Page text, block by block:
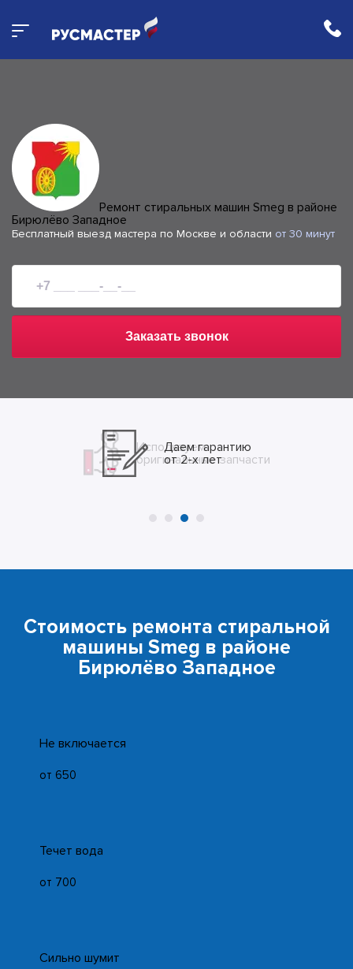
Ремонт стиральных машин Smeg в районе
Бирюлёво Западное
Бесплатный выезд мастера по Москве и области от 30 минут
Заказать звонок
Даем гарантию
от 2-х лет
Стоимость ремонта стиральной
машины Smeg в районе
Бирюлёво Западное
Не включается
от 650
Течет вода
от 700
Сильно шумит